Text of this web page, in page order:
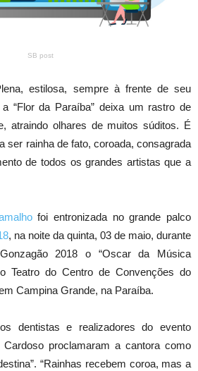
SB post
estilosa, sempre à frente de seu
“Flor da Paraíba” deixa um rastro de
atraindo olhares de muitos súditos. É
ser rainha de fato, coroada, consagrada
de todos os grandes artistas que a
foi entronizada no grande palco
, na noite da quinta, 03 de maio, durante
2018 o “Oscar da Música
Teatro do Centro de Convenções do
Campina Grande, na Paraíba.
dentistas e realizadores do evento
proclamaram a cantora como
“Rainhas recebem coroa, mas a